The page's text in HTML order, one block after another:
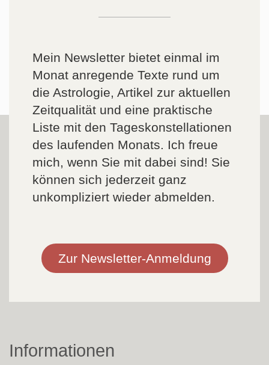
Mein Newsletter bietet einmal im
Monat anregende Texte rund um
die Astrologie, Artikel zur aktuellen
Zeitqualität und eine praktische
Liste mit den Tageskonstellationen
des laufenden Monats. Ich freue
mich, wenn Sie mit dabei sind! Sie
können sich jederzeit ganz
unkompliziert wieder abmelden.
Zur Newsletter-Anmeldung
Informationen